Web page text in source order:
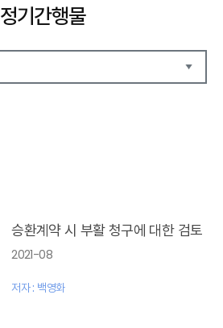
정기간행물
승환계약 시 부활 청구에 대한 검토
2021-08
저자 : 백영화